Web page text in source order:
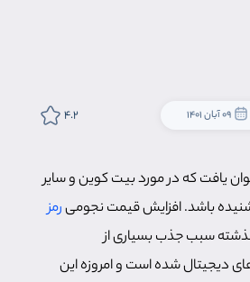
09 آبان 1401 4.2
یافت که در مورد بیت کوین و سایر
باشد. افزایش قیمت نجومیرمز
سبب جذب بسیاری از
دیجیتال شده است و امروزه این